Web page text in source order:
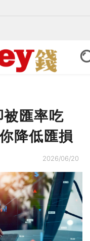
匯率吃
降低匯損
2026/06/20